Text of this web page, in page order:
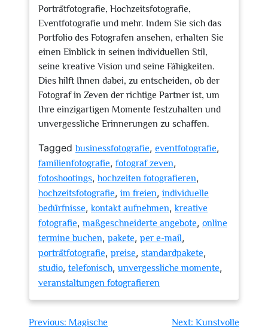
Porträtfotografie, Hochzeitsfotografie,
Eventfotografie und mehr. Indem Sie sich das
Portfolio des Fotografen ansehen, erhalten Sie
einen Einblick in seinen individuellen Stil,
seine kreative Vision und seine Fähigkeiten.
Dies hilft Ihnen dabei, zu entscheiden, ob der
Fotograf in Zeven der richtige Partner ist, um
Ihre einzigartigen Momente festzuhalten und
unvergessliche Erinnerungen zu schaffen.
Taggedbusinessfotografie, eventfotografie,
familienfotografie, fotograf zeven,
fotoshootings,hochzeiten fotografieren,
hochzeitsfotografie, im freien, individuelle
bedürfnisse,kontakt aufnehmen,kreative
fotografie, maßgeschneiderte angebote, online
termine buchen, pakete, per e-mail,
porträtfotografie, preise, standardpakete,
studio, telefonisch, unvergessliche momente,
veranstaltungen fotografieren
Beitragsnavigation
Previous: Magische
Next: Kunstvolle